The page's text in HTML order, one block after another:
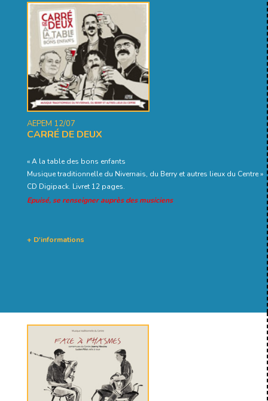
AEPEM 12/07
CARRÉ DE DEUX
« A la table des bons enfants
Musique traditionnelle du Nivernais, du Berry et autres lieux du Centre »
CD Digipack. Livret 12 pages.
Epuisé, se renseigner auprès des musiciens
+ D'informations